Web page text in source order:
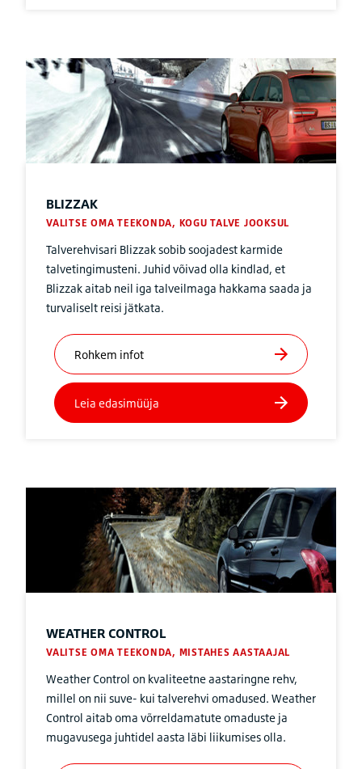
BLIZZAK
VALITSE OMA TEEKONDA, KOGU TALVE JOOKSUL
Talverehvisari Blizzak sobib soojadest karmide
talvetingimusteni. Juhid võivad olla kindlad, et
Blizzak aitab neil iga talveilmaga hakkama saada ja
turvaliselt reisi jätkata.
WEATHER CONTROL
VALITSE OMA TEEKONDA, MISTAHES AASTAAJAL
Weather Control on kvaliteetne aastaringne rehv,
millel on nii suve- kui talverehvi omadused. Weather
Control aitab oma võrreldamatute omaduste ja
mugavusega juhtidel aasta läbi liikumises olla.